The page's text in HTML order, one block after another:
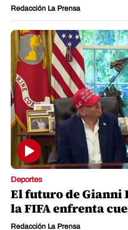
Redacción La Prensa
Deportes
El futuro de
la FIFA enfrenta
Redacción La Prensa